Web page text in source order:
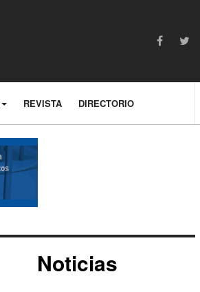
REVISTA DIRECTORIO
Noticias